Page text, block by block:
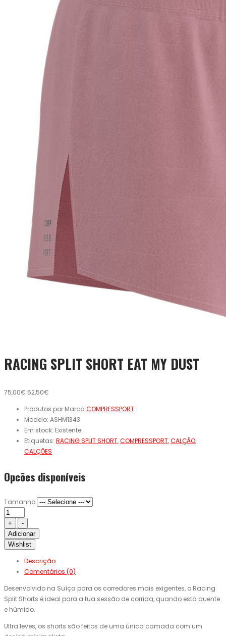
RACING SPLIT SHORT EAT MY DUST
75,00€ 52,50€
Produtos por Marca COMPRESSPORT
Modelo: ASHM1343
Em stock: Existente
Etiquetas: RACING SPLIT SHORT,COMPRESSPORT,CALÇÃO,
CALÇÕES
Opcões disponíveis
Tamanho
Adicionar
Wishlist
Descrição
Comentários (0)
Desenvolvido na Suíça para os corredores mais exigentes, o Racing
Split Shorts é ideal para a tua sessão de corrida, quando está quente
e húmido.
Ultra leves, os shorts são feitos de uma única camada com um